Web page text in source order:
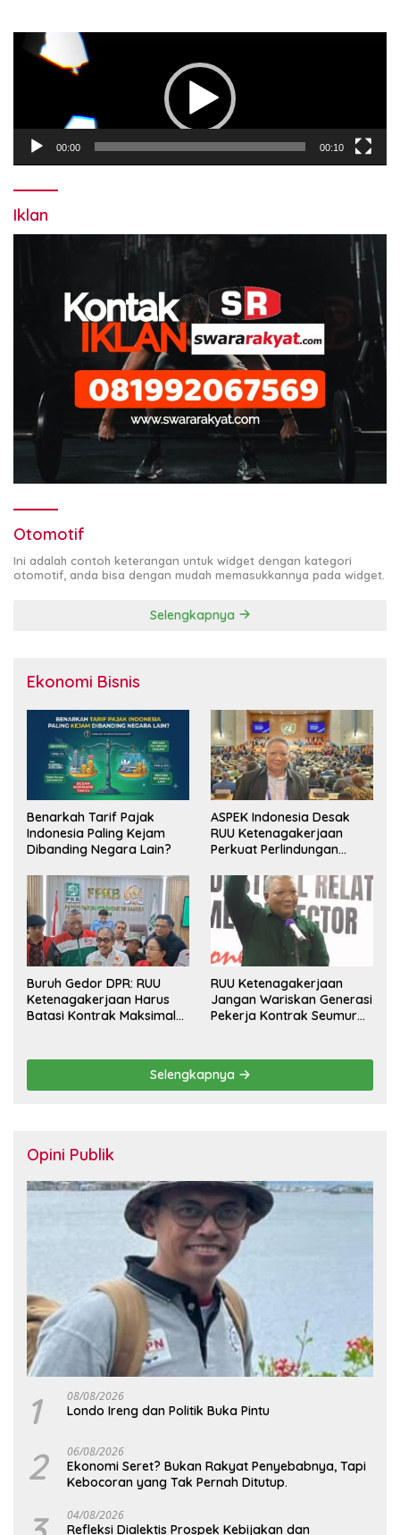
Pemutar
Video
00:00 00:10
Iklan
Otomotif
Ini adalah contoh keterangan untuk widget dengan kategori
otomotif, anda bisa dengan mudah memasukkannya pada widget.
Selengkapnya
Ekonomi Bisnis
Benarkah Tarif Pajak
Indonesia Paling Kejam
Dibanding Negara Lain?
ASPEK Indonesia Desak
RUU Ketenagakerjaan
Perkuat Perlindungan
Pesangon
Buruh Gedor DPR: RUU
Ketenagakerjaan Harus
Batasi Kontrak Maksimal
RUU Ketenagakerjaan
Jangan Wariskan Generasi
Pekerja Kontrak Seumur
Selengkapnya
Opini Publik
1 08/08/2026
Londo Ireng dan Politik Buka Pintu
2 06/08/2026
Ekonomi Seret? Bukan Rakyat Penyebabnya, Tapi
Kebocoran yang Tak Pernah Ditutup.
04/08/2026
Refleksi Dialektis Prospek Kebijakan dan